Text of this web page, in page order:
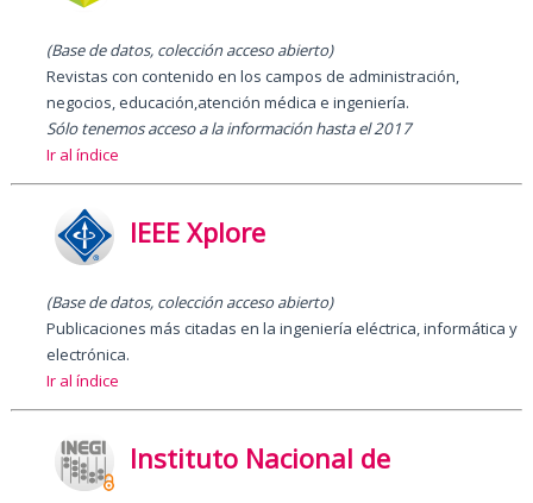
(Base de datos, colección acceso abierto)
Revistas con contenido en los campos de administración,
negocios, educación,atención médica e ingeniería.
Sólo tenemos acceso a la información hasta el 2017
Ir al índice
IEEE Xplore
(Base de datos, colección acceso abierto)
Publicaciones más citadas en la ingeniería eléctrica, informática y
electrónica.
Ir al índice
Instituto Nacional de